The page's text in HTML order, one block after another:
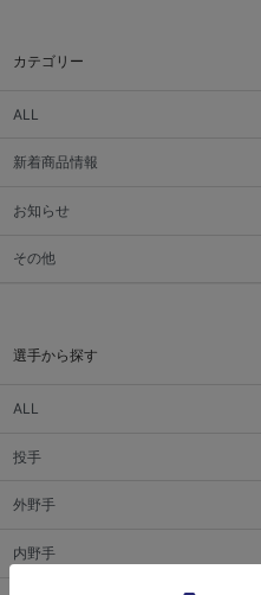
カテゴリー
ALL
新着商品情報
お知らせ
その他
選手から探す
ALL
投手
外野手
内野手